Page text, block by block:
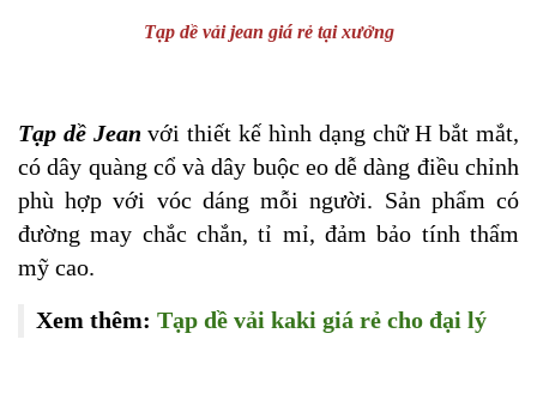
Tạp dề vải jean giá rẻ tại xưởng
Tạp dề Jeanvới thiết kế hình dạng chữ H bắt mắt,
có dây quàng cổ và dây buộc eo dễ dàng điều chỉnh
phù hợp với vóc dáng mỗi người. Sản phẩm có
đường may chắc chắn, tỉ mỉ, đảm bảo tính thẩm
mỹ cao.
Xem thêm: Tạp dề vải kaki giá rẻ cho đại lý